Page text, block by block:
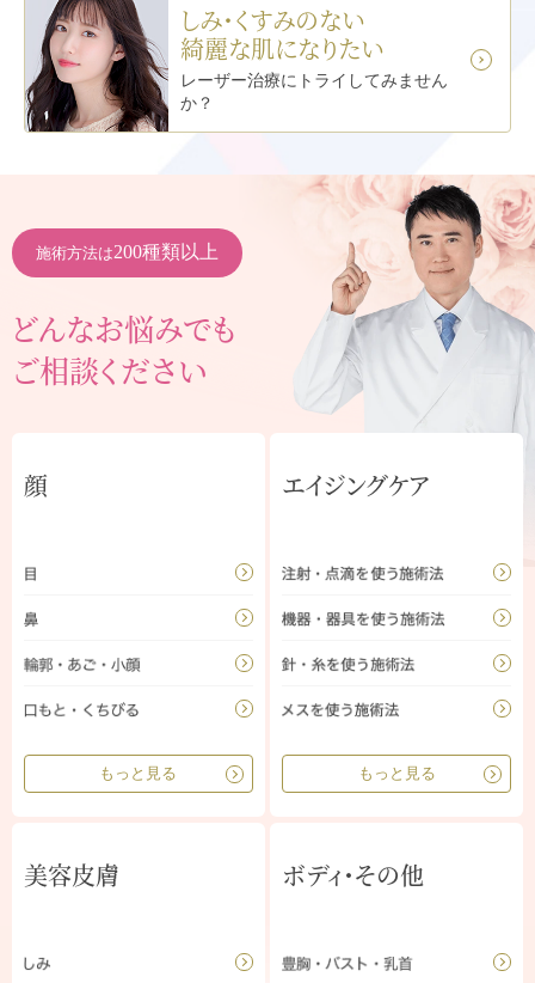
しみ･くすみのない
綺麗な肌になりたい
レーザー治療に トライしてみません
か？
施術方法は200種類以上
どんなお悩みでも
ご相談ください
顔
もっと見る
エイジングケア
もっと見る
美容皮膚 ボディ・その他